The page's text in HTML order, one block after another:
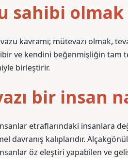
sahibi
kavramı; mütevazı olmak,
ve kendini beğenmişliğin tam
birleştirir.
bir insan
etraflarındaki insanlara
davranış kalıplarıdır.
öz eleştiri yapabilen ve